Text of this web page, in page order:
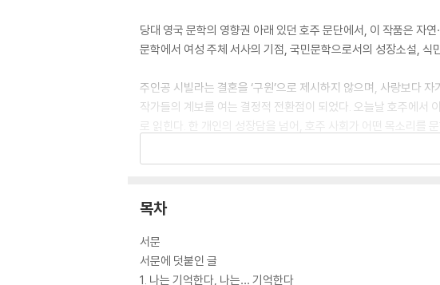
당대 영국 문학의 영향권 아래 있던 호주 문단에서, 이 작품은 자
문학에서 여성 주체 서사의 기점, 국민문학으로서의 성장소설,
주인공 시빌라는 결혼을 ‘구원’으로 제시하지 않으며, 사랑보다
작가들의 계보를 여는 결정적 전환점이 되었다. 오늘날 호주에서
로 읽힌다. 한 개인의 성장담을 넘어, 호주 사회가 어떤 목소리를
중이다. 이는 『나의 빛나는 삶』이 더 이상 과거의 문학 유산에 머
모르겠는, 야생적이고 뜨겁고 짜릿하게 살아 있는 무언가를 느
목차
서문
서문에 덧붙인 글
1. 나는 기억한다, 나는… 기억한다